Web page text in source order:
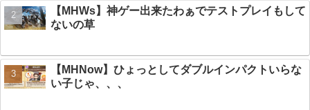
【MHWs】神ゲー出来たわぁでテストプレイもして
ないの草
【MHNow】ひょっとしてダブルインパクトいらな
い子じゃ、、、